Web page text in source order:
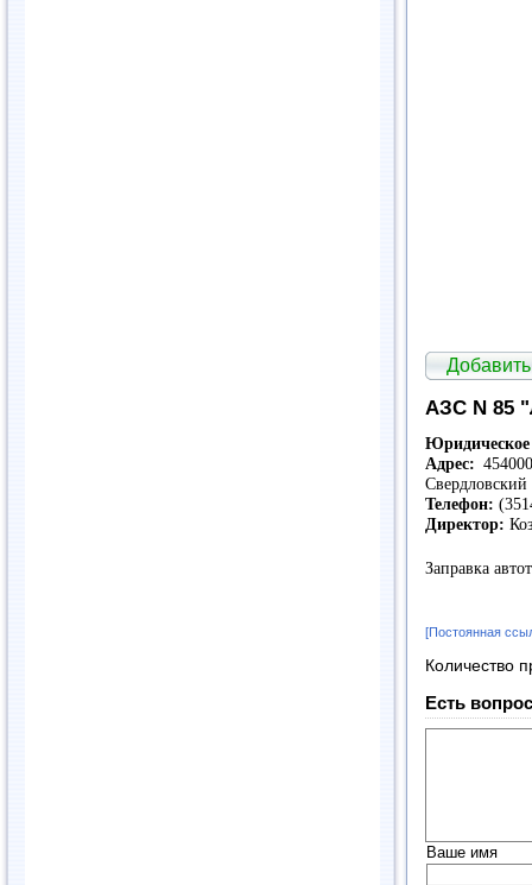
АЗС N 85
Юридическое
Адрес:
Телефон:
Директор:
Заправка
[Постоянная
Количество
Есть
Ваше имя